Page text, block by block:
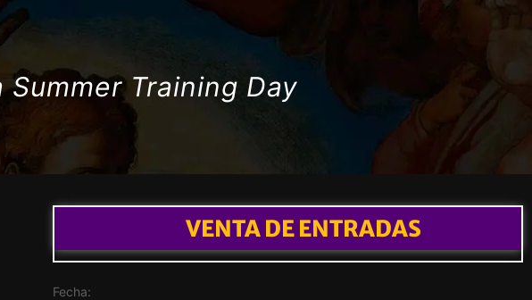
Summer Training Day
VENTA DE ENTRADAS
Fecha: